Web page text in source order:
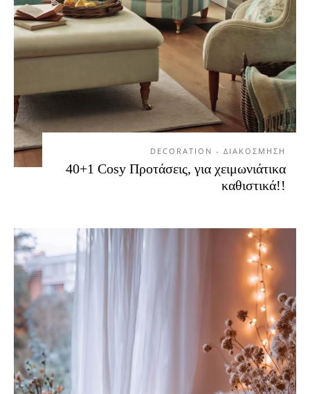
DECORATION - ΔΙΑΚΟΣΜΗΣΗ
40+1 Cosy Προτάσεις, για χειμωνιάτικα
καθιστικά!!